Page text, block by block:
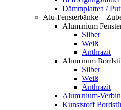
Dämmplatten /
Alu-Fensterbänke +
Aluminium
Silber
Weiß
Anthrazit
Aluminum
Silber
Weiß
Anthrazit
Aluminium-
Kunststoff